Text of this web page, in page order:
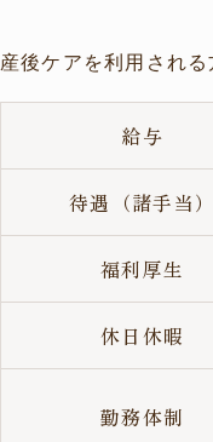
産後ケアを利用され
給与
待遇（諸手当）
福利厚生
休日休暇
勤務体制